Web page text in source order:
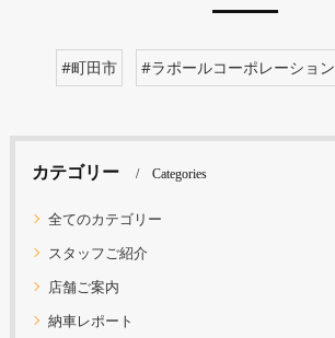
#町田市 #ラポールコーポレーション
カテゴリー Categories
全てのカテゴリー
スタッフご紹介
店舗ご案内
納車レポート